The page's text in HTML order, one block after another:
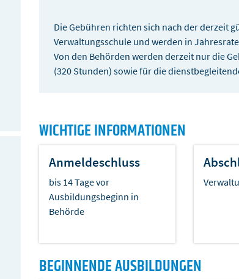
Die Gebühren richten sich nach der derzeit
Verwaltungsschule und werden in
Von den Behörden werden derzeit nur die
(320 Stunden) sowie für die
WICHTIGE INFORMATIONEN
Anmeldeschluss
bis 14 Tage vor
Ausbildungsbeginn in
Behörde
BEGINNENDE AUSBILDUNGEN